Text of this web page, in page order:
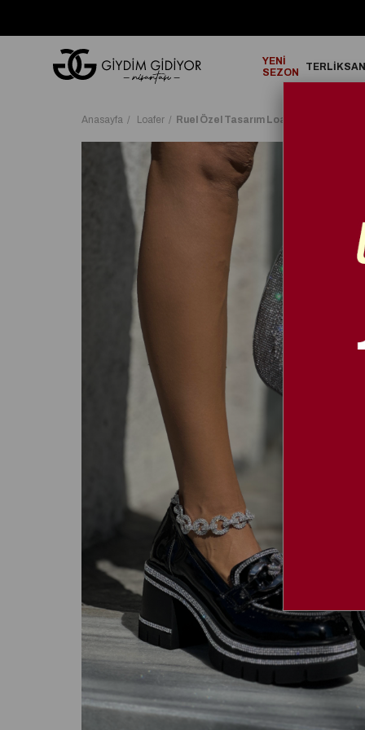
YENİ
SEZON
TERLİK
Anasayfa Loafer Ruel Özel Tasarım Loafer Siyah